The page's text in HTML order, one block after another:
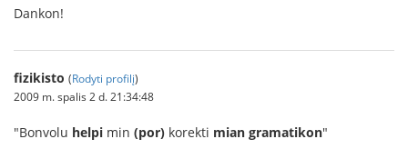
Dankon!
fizikisto (Rodyti profilį)
2009 m. spalis 2 d. 21:34:48
"Bonvolu helpi min (por) korekti mian gramatikon"